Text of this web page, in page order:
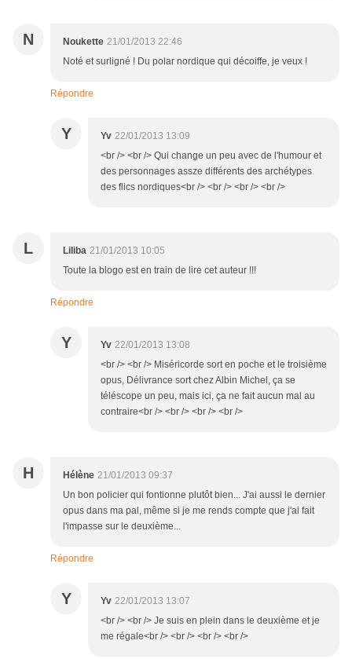
N Noukette 21/01/2013 22:46
Noté et surligné ! Du polar nordique qui décoiffe, je veux !
Répondre
Y Yv 22/01/2013 13:09
<br /> <br /> Qui change un peu avec de l'humour et
des personnages assze différents des archétypes
des flics nordiques<br /> <br /> <br /> <br />
L Liliba 21/01/2013 10:05
Toute la blogo est en train de lire cet auteur !!!
Répondre
Y Yv 22/01/2013 13:08
<br /> <br /> Miséricorde sort en poche et le troisième
opus, Délivrance sort chez Albin Michel, ça se
téléscope un peu, mais ici, ça ne fait aucun mal au
contraire<br /> <br /> <br /> <br />
H Hélène 21/01/2013 09:37
Un bon policier qui fontionne plutôt bien... J'ai aussi le dernier
opus dans ma pal, même si je me rends compte que j'ai fait
l'impasse sur le deuxième...
Répondre
Y Yv 22/01/2013 13:07
<br /> <br /> Je suis en plein dans le deuxième et je
me régale<br /> <br /> <br /> <br />